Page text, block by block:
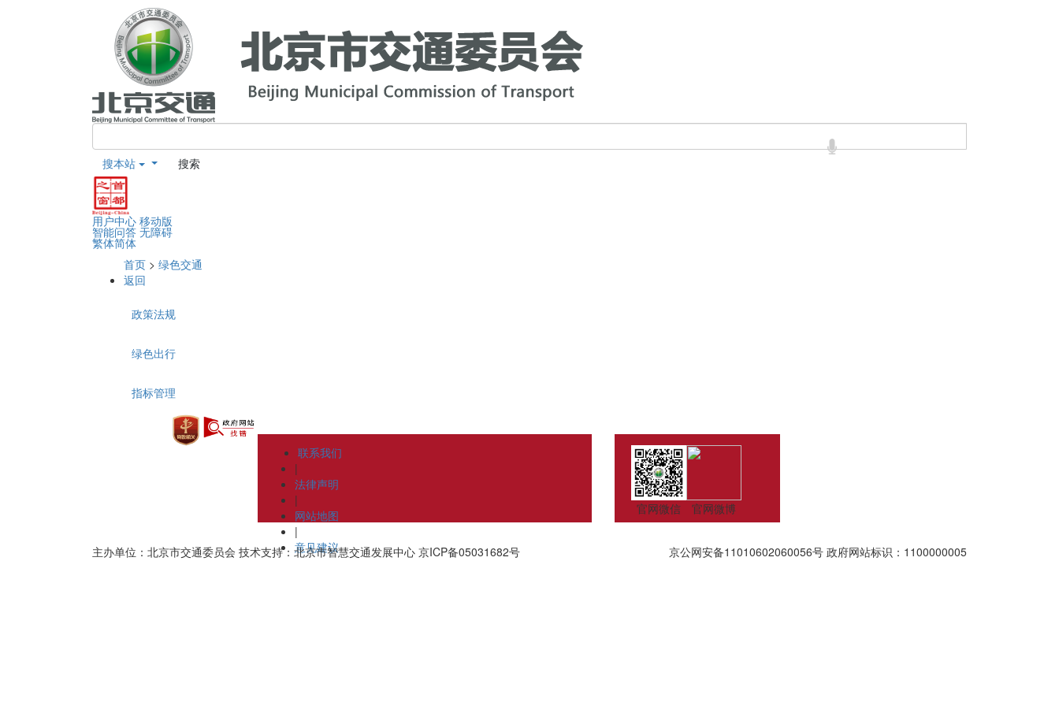
搜本站 搜索
用户中心 移动版
智能问答 无障碍
繁体简体
首页 > 绿色交通
返回
政策法规
绿色出行
指标管理
联系我们
|
法律声明
|
网站地图
|
意见建议
官网微信 官网微博
主办单位：北京市交通委员会 技术支持：北京市智慧交通发展中心 京ICP备05031682号 京公网安备11010602060056号 政府网站标识：1100000005